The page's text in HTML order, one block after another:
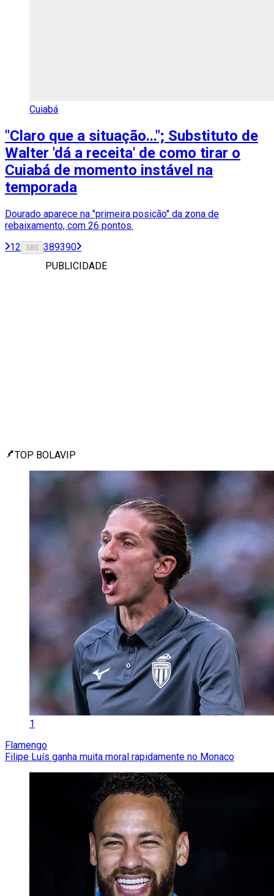
Cuiabá
"Claro que a situação..."; Substituto de
Walter 'dá a receita' de como tirar o
Cuiabá de momento instável na
temporada
Dourado aparece na "primeira posição" da zona de
rebaixamento, com 26 pontos.
12 383 389390
PUBLICIDADE
TOP BOLAVIP
1
Flamengo
Filipe Luís ganha muita moral rapidamente no Monaco